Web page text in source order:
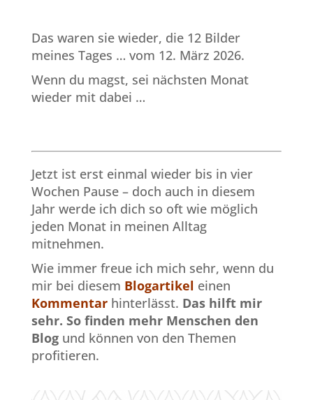
Das waren sie wieder, die 12 Bilder
meines Tages … vom 12. März 2026.
Wenn du magst, sei nächsten Monat
wieder mit dabei …
Jetzt ist erst einmal wieder bis in vier
Wochen Pause – doch auch in diesem
Jahr werde ich dich so oft wie möglich
jeden Monat in meinen Alltag
mitnehmen.
Wie immer freue ich mich sehr, wenn du
mir bei diesem Blogartikel einen
Kommentar hinterlässt. Das hilft mir
sehr. So finden mehr Menschen den
Blogund können von den Themen
profitieren.